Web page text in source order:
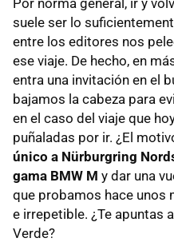
suele ser lo
entre los editores nos
ese viaje. De hecho, en
entra una invitación en el
bajamos la cabeza para
en el caso del viaje que
puñaladas por ir. ¿El
único a Nürburgring
gama BMW M y dar una
que probamos hace unos
e irrepetible. ¿Te apuntas
Verde?